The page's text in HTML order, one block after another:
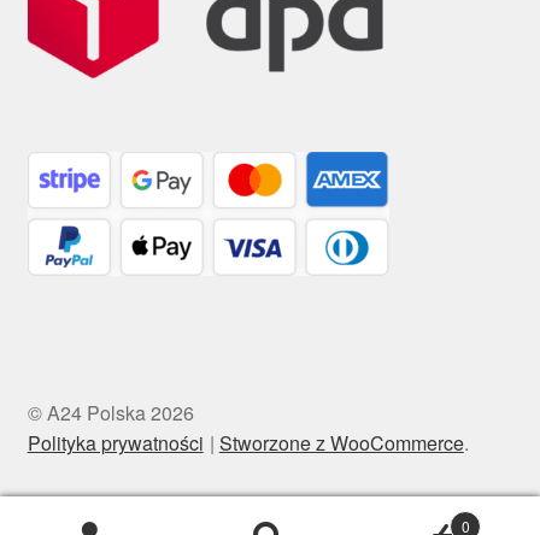
© A24 Polska 2026
Polityka prywatności
Stworzone z WooCommerce.
0